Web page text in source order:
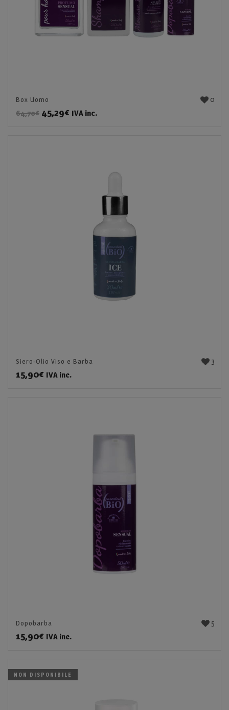
0
Box Uomo
64,70€ 45,29€ IVA inc.
3
Siero-Olio Viso e Barba
15,90€ IVA inc.
5
Dopobarba
15,90€ IVA inc.
NON DISPONIBILE